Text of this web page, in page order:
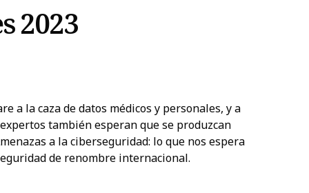
2023
a la caza de datos médicos y personales, y a
también esperan que se produzcan
a la ciberseguridad: lo que nos espera
de renombre internacional.